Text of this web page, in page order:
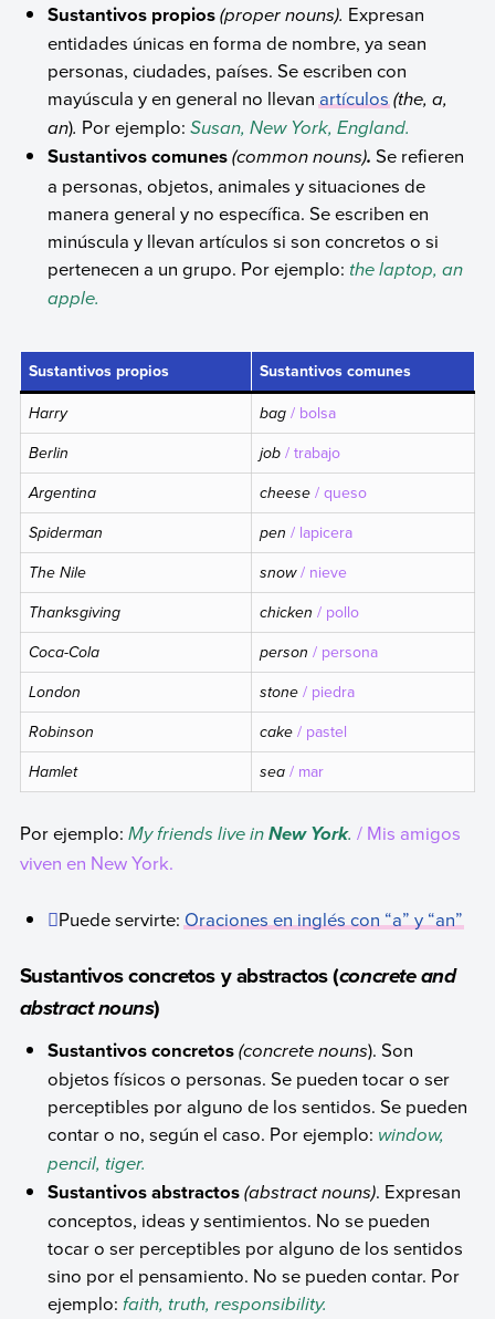
Sustantivos propios(proper nouns). Expresan
entidades únicas en forma de nombre, ya sean
personas, ciudades, países. Se escriben con
mayúscula y en general no llevanartículos(the, a,
an). Por ejemplo:Susan, New York, England.
Sustantivos comunes(common nouns). Se refieren
a personas, objetos, animales y situaciones de
manera general y no específica. Se escriben en
minúscula y llevan artículos si son concretos o si
pertenecen a un grupo. Por ejemplo: the laptop, an
apple.
Sustantivos propios Sustantivos comunes
Harry bag / bolsa
Berlin job / trabajo
Argentina cheese / queso
Spiderman pen / lapicera
The Nile snow / nieve
Thanksgiving chicken / pollo
Coca-Cola person / persona
London stone / piedra
Robinson cake / pastel
Hamlet sea / mar
Por ejemplo: My friends live in New York. / Mis amigos
viven en New York.
Puede servirte:Oraciones en inglés con “a” y “an”
Sustantivos concretos y abstractos (concrete and
abstract nouns)
Sustantivosconcretos(concrete nouns). Son
objetos físicos o personas. Se pueden tocar o ser
perceptibles por alguno de los sentidos. Se pueden
contar o no, según el caso. Por ejemplo: window,
pencil, tiger.
Sustantivosabstractos(abstract nouns). Expresan
conceptos, ideas y sentimientos. No se pueden
tocar o ser perceptibles por alguno de los sentidos
sino por el pensamiento. No se pueden contar. Por
ejemplo:faith, truth, responsibility.